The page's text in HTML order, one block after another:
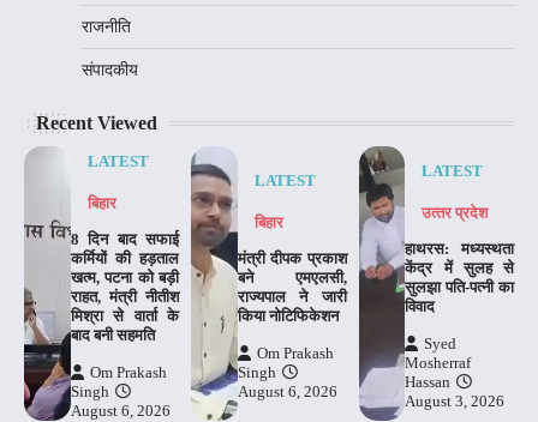
राजनीति
संपादकीय
Recent Viewed
LATEST
बिहार
8 दिन बाद सफाई
कर्मियों की हड़ताल
खत्म, पटना को बड़ी
राहत, मंत्री नीतीश
मिश्रा से वार्ता के
बाद बनी सहमति
Om Prakash
Singh
August 6, 2026
LATEST
बिहार
मंत्री दीपक प्रकाश
बने एमएलसी,
राज्यपाल ने जारी
किया नोटिफिकेशन
Om Prakash
Singh
August 6, 2026
LATEST
उत्‍तर प्रदेश
हाथरस: मध्यस्थता
केंद्र में सुलह से
सुलझा पति-पत्नी का
विवाद
Syed
Mosherraf
Hassan
August 3, 2026